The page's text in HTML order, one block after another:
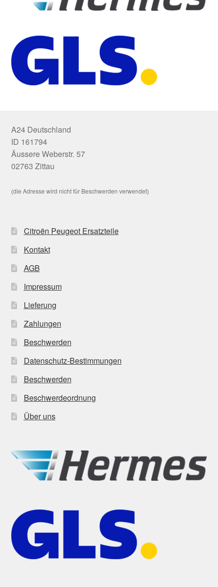
A24 Deutschland
ID 161794
Äussere Weberstr. 57
02763 Zittau
(die Adresse wird nicht für Beschwerden verwendet)
Citroën Peugeot Ersatzteile
Kontakt
AGB
Impressum
Lieferung
Zahlungen
Beschwerden
Datenschutz-Bestimmungen
Beschwerden
Beschwerdeordnung
Über uns